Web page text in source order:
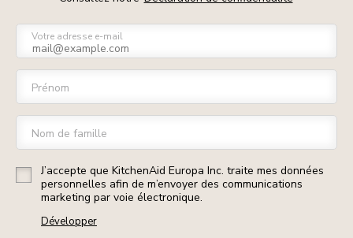
Votre adresse e-mail
Prénom
Nom de famille
J’accepte que KitchenAid Europa Inc. traite mes données
personnelles afin de m’envoyer des communications
marketing par voie électronique.
Développer